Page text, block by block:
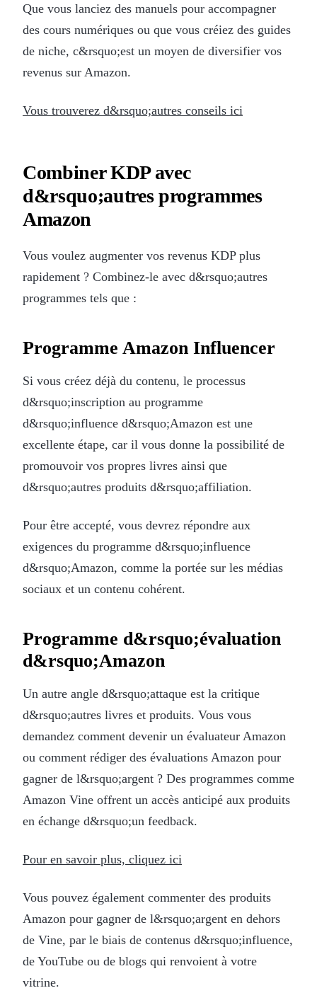
Que vous lanciez des manuels pour accompagner
des cours numériques ou que vous créiez des guides
de niche, c&rsquo;est un moyen de diversifier vos
revenus sur Amazon.
Vous trouverez d&rsquo;autres conseils ici
Combiner KDP avec
d&rsquo;autres programmes
Amazon
Vous voulez augmenter vos revenus KDP plus
rapidement ? Combinez-le avec d&rsquo;autres
programmes tels que :
Programme Amazon Influencer
Si vous créez déjà du contenu, le processus
d&rsquo;inscription au programme
d&rsquo;influence d&rsquo;Amazon est une
excellente étape, car il vous donne la possibilité de
promouvoir vos propres livres ainsi que
d&rsquo;autres produits d&rsquo;affiliation.
Pour être accepté, vous devrez répondre aux
exigences du programme d&rsquo;influence
d&rsquo;Amazon, comme la portée sur les médias
sociaux et un contenu cohérent.
Programme d&rsquo;évaluation
d&rsquo;Amazon
Un autre angle d&rsquo;attaque est la critique
d&rsquo;autres livres et produits. Vous vous
demandez comment devenir un évaluateur Amazon
ou comment rédiger des évaluations Amazon pour
gagner de l&rsquo;argent ? Des programmes comme
Amazon Vine offrent un accès anticipé aux produits
en échange d&rsquo;un feedback.
Pour en savoir plus, cliquez ici
Vous pouvez également commenter des produits
Amazon pour gagner de l&rsquo;argent en dehors
de Vine, par le biais de contenus d&rsquo;influence,
de YouTube ou de blogs qui renvoient à votre
vitrine.